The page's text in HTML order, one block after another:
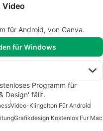
Video
für Android, von Canva.
für Windows
Programm für
Design' fällt.
Video-Klingelton Für Android
Grafikdesign Kostenlos Fur Mac